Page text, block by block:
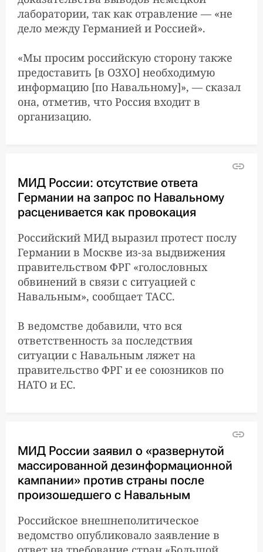
лаборатории, так как отравление — «не
дело между Германией и Россией».
«Мы просим российскую сторону также
предоставить [в ОЗХО] необходимую
информацию [по Навальному]», — сказал
она, отметив, что Россия входит в
организацию.
МИД России: отсутствие ответа
Германии на запрос по Навальному
расценивается как провокация
Российский МИД выразил протест послу
Германии в Москве из-за выдвижения
правительством ФРГ «голословных
обвинений в связи с ситуацией с
Навальным», сообщает ТАСС.
В ведомстве добавили, что вся
ответственность за последствия
ситуации с Навальным ляжет на
правительство ФРГ и ее союзников по
НАТО и ЕС.
МИД России заявил о «развернутой
массированной дезинформационной
кампании» против страны после
произошедшего с Навальным
Российское внешнеполитическое
ведомство опубликовало заявление в